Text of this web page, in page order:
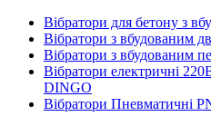
Вібратори для бетону з
Вібратори з вбудованим
Вібратори з вбудованим
Вібратори електричні
DINGO
Вібратори Пневматичні